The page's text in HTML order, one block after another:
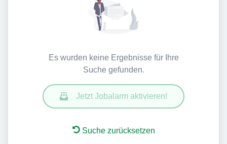
Es wurden keine Ergebnisse für Ihre
Suche gefunden.
Jetzt Jobalarm aktivieren!
Suche zurücksetzen